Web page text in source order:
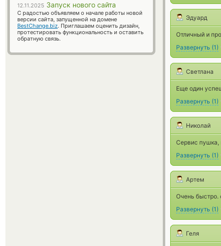
Эдуард
Отличный и
Развернуть (1)
Светлана
Еще один
Развернуть (1)
Николай
Сервис пушка,
Развернуть (1)
Артем
Очень быстро.
Развернуть (1)
Геля
12.11.2025 Запуск нового сайта
С радостью объявляем о начале работы новой
версии сайта, запущенной на домене
BestChange.biz. Приглашаем оценить дизайн,
протестировать функциональность и оставить
обратную связь.